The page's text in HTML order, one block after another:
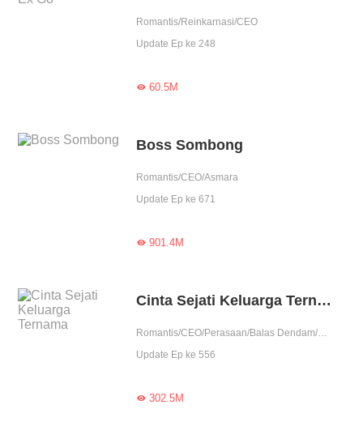
Romantis/Reinkarnasi/CEO
Update Ep ke 248
60.5M
Boss Sombong
Romantis/CEO/Asmara
Update Ep ke 671
901.4M
Cinta Sejati Keluarga Ternama
Romantis/CEO/Perasaan/Balas Dendam/Asmara/Urban/Pengkhianatan/One Night Stand/Posesif/Drama
Update Ep ke 556
302.5M